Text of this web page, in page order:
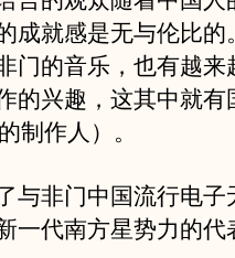
成就感是无与伦比的
门的音乐，也有越来
的兴趣，这其中就有
制作人）。
非门中国流行电子
一代南方星势力的代